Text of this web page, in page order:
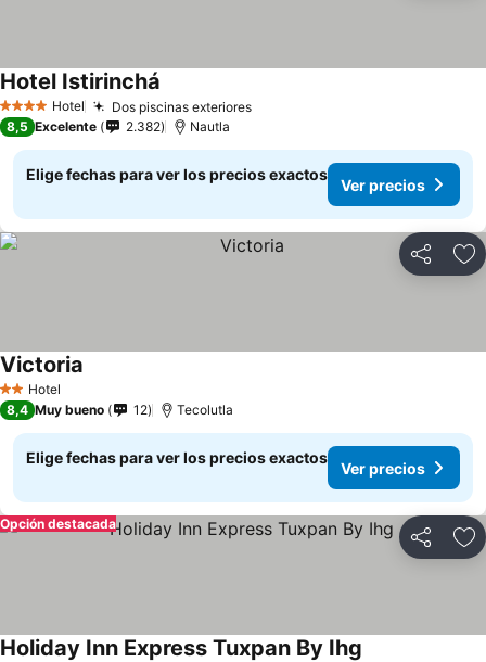
4 EstrellasHotel Dos piscinas exterioresVer precios
Hotel Istirinchá
8,5 Excelente 2.382 Nautla
Elige fechas para ver los precios exactos
Ver precios
Compartir
2 Estrellas
Hotel
Victoria
8,4 Muy bueno 12 Tecolutla
Elige fechas para ver los precios exactos
Ver precios
Compartir
Opción destacada
Holiday Inn Express Tuxpan By Ihg